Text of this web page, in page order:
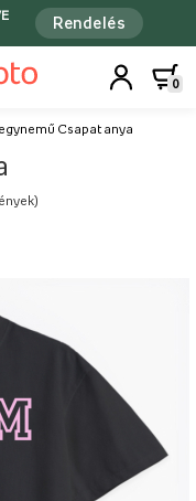
Rendelés
0
Csapat anya
)